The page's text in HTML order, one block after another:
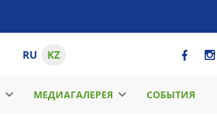
RU KZ
МЕДИАГАЛЕРЕЯ СОБЫТИЯ